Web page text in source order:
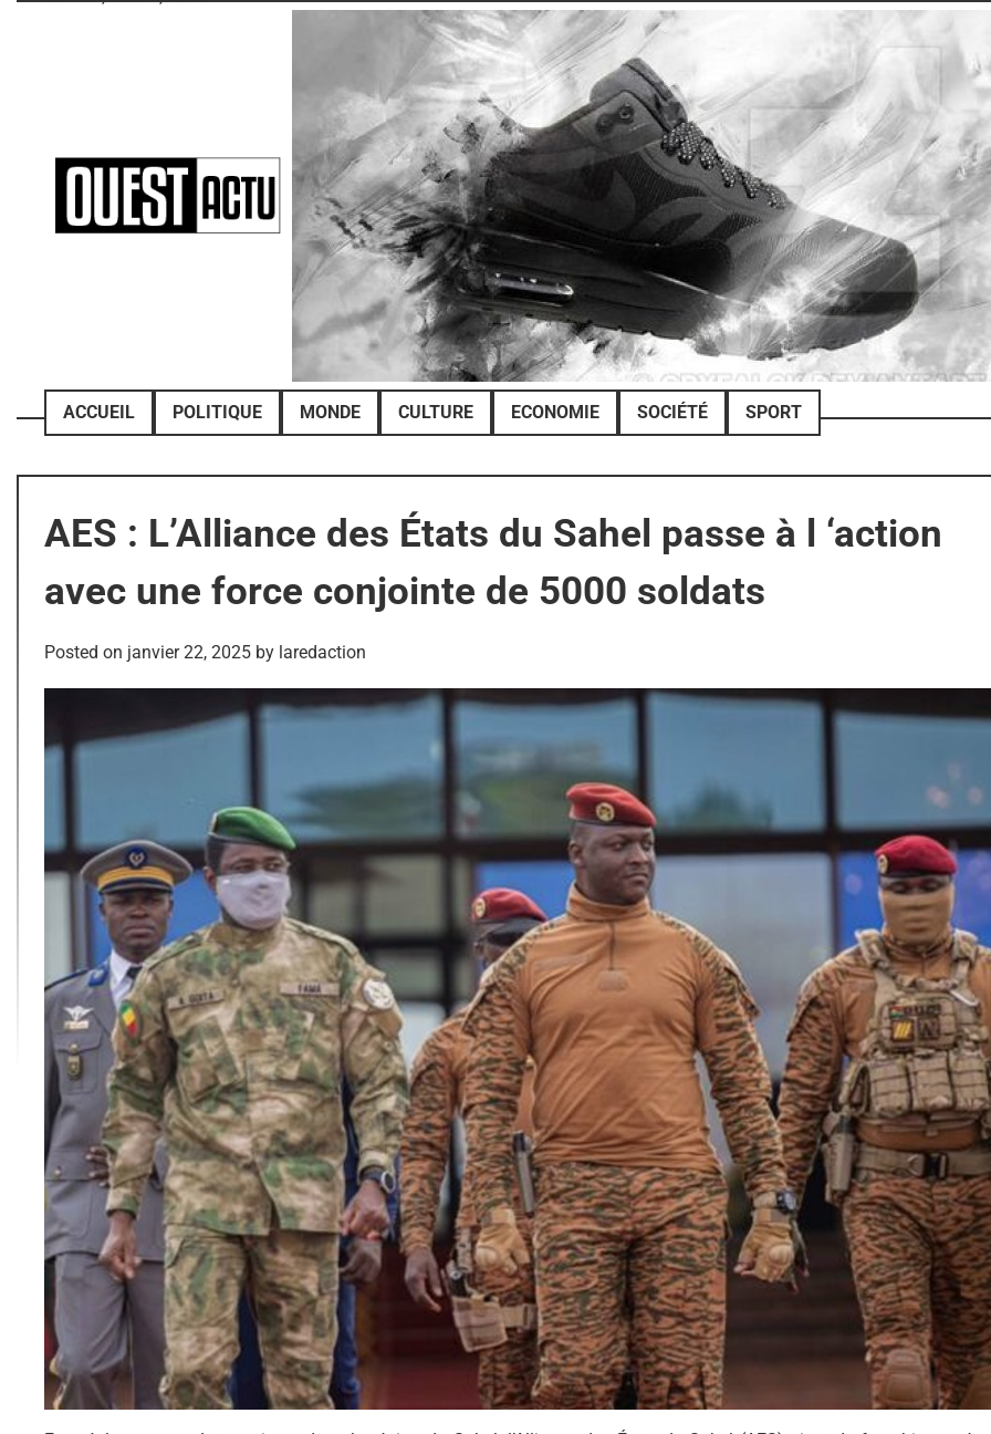
ACCUEIL POLITIQUE MONDE CULTURE ECONOMIE SOCIÉTÉ SPORT
AES : L’Alliance des États du Sahel passe à l ‘action
avec une force conjointe de 5000 soldats
Posted on janvier 22, 2025 by laredaction